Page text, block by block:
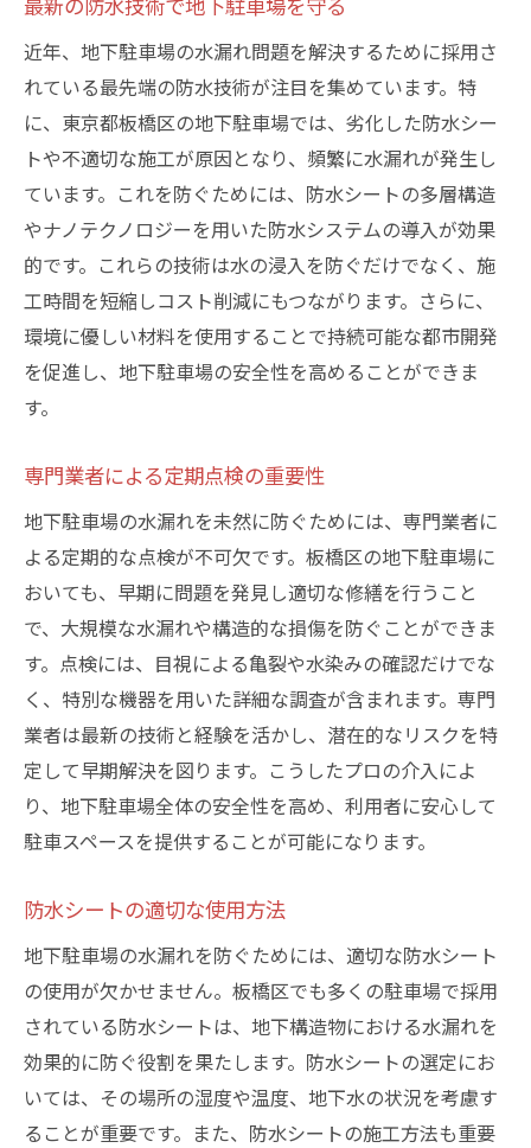
近年、地下駐車場の水漏れ問題を解決するために採用さ
れている最先端の防水技術が注目を集めています。特
に、東京都板橋区の地下駐車場では、劣化した防水シー
トや不適切な施工が原因となり、頻繁に水漏れが発生し
ています。これを防ぐためには、防水シートの多層構造
やナノテクノロジーを用いた防水システムの導入が効果
的です。これらの技術は水の浸入を防ぐだけでなく、施
工時間を短縮しコスト削減にもつながります。さらに、
環境に優しい材料を使用することで持続可能な都市開発
を促進し、地下駐車場の安全性を高めることができま
す。
専門業者による定期点検の重要性
地下駐車場の水漏れを未然に防ぐためには、専門業者に
よる定期的な点検が不可欠です。板橋区の地下駐車場に
おいても、早期に問題を発見し適切な修繕を行うこと
で、大規模な水漏れや構造的な損傷を防ぐことができま
す。点検には、目視による亀裂や水染みの確認だけでな
く、特別な機器を用いた詳細な調査が含まれます。専門
業者は最新の技術と経験を活かし、潜在的なリスクを特
定して早期解決を図ります。こうしたプロの介入によ
り、地下駐車場全体の安全性を高め、利用者に安心して
駐車スペースを提供することが可能になります。
防水シートの適切な使用方法
地下駐車場の水漏れを防ぐためには、適切な防水シート
の使用が欠かせません。板橋区でも多くの駐車場で採用
されている防水シートは、地下構造物における水漏れを
効果的に防ぐ役割を果たします。防水シートの選定にお
いては、その場所の湿度や温度、地下水の状況を考慮す
ることが重要です。また、防水シートの施工方法も重要